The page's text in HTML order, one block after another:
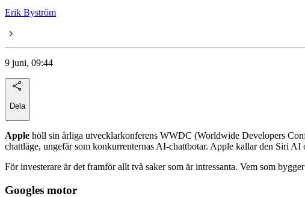
Erik Byström
9 juni, 09:44
Dela
Apple höll sin årliga utvecklarkonferens WWDC (Worldwide Developers
chattläge, ungefär som konkurrenternas AI-chattbotar. Apple kallar den Siri
För investerare är det framför allt två saker som är intressanta. Vem som
Googles motor